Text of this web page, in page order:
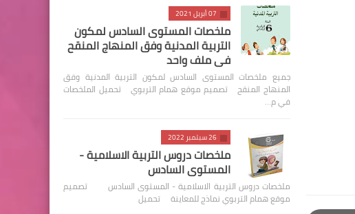
07 أبريل 2021
ملخصات المستوى السادس لمكون
التربية المدنية وفق المنهاج المنقح
في ملف واحد
جميع ملخصات المستوى السادس لمكون التربية المدنية وفق
المنهاج المنقح تصميم موقع همام التربوي تحميل الملخصات
في م…
26 سبتمبر 2022
ملخصات دروس التربية الاسلامية -
المستوى السادس
ملخصات دروس التربية الاسلامية - المستوى السادس تصميم
موقع همام التربوي نماذج للمعاينة تحميل